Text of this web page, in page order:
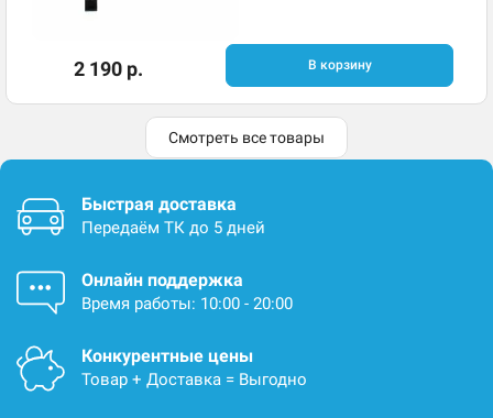
2 190 р. В корзину
Смотреть все товары
Быстрая доставка
Передаём ТК до 5 дней
Онлайн поддержка
Время работы: 10:00 - 20:00
Конкурентные цены
Товар + Доставка = Выгодно